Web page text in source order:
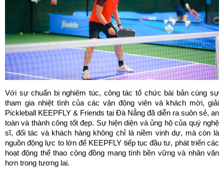
Với sự chuẩn bị nghiêm túc, công tác tổ chức bài bản cùng sự
tham gia nhiệt tình của các vận động viên và khách mời, giải
Pickleball KEEPFLY & Friends tại Đà Nẵng đã diễn ra suôn sẻ, an
toàn và thành công tốt đẹp. Sự hiện diện và ủng hộ của quý nghệ
sĩ, đối tác và khách hàng không chỉ là niềm vinh dự, mà còn là
nguồn động lực to lớn để KEEPFLY tiếp tục đầu tư, phát triển các
hoạt động thể thao cộng đồng mang tính bền vững và nhân văn
hơn trong tương lai.